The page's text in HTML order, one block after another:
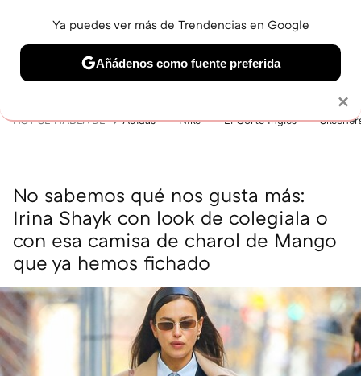
BELLEZA SHOPPING VIAJES GASTRO SNEAKERS
HOY SE HABLA DE Adidas Nike El Corte Inglés
No sabemos qué nos gusta más:
Irina Shayk con look de colegiala o
con esa camisa de charol de Mango
que ya hemos fichado
×
Ya puedes ver más de Trendencias en Google
Añádenos como fuente preferida